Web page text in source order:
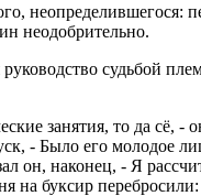
неопределившегося:
неодобрительно.
судьбой
занятия, то да сё, -
- Было его молодое
он, наконец, - Я
буксир